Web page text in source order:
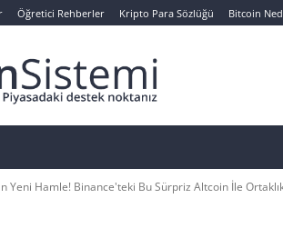
Öğretici Rehberler Kripto Para Sözlüğü Bitcoin
Yeni Hamle! Binance'teki Bu Sürpriz Altcoin İle